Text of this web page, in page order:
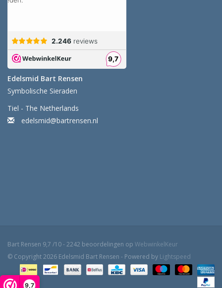
9,7
Edelsmid Bart Rensen
Symbolische Sieraden
Tiel - The Netherlands
edelsmid@bartrensen.nl
Bart Rensen 9,7 /10-2242 beoordelingen op WebwinkelKeur
© Copyright 2026 Edelsmid Bart Rensen - Powered by Lightspeed